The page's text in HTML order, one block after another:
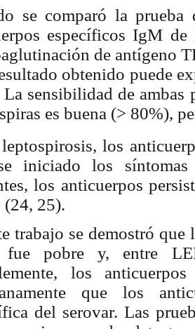
se comparó la
específicos IgM
de antígeno
obtenido puede
sensibilidad de ambas
es buena (> 80%),
los
iniciado los
los anticuerpos
(24, 25).
trabajo se demostró
fue pobre y, entre
los
que los
del serovar. Las